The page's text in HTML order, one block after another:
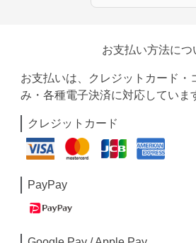
お支払い方法につ
お支払いは、クレジットカード・
み・各種電子決済に対応していま
クレジットカード
PayPay